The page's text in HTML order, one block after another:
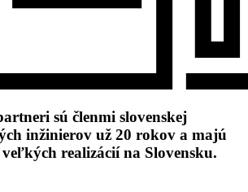
sú členmi slovenskej
inžinierov už 20 rokov a majú
realizácií na Slovensku.